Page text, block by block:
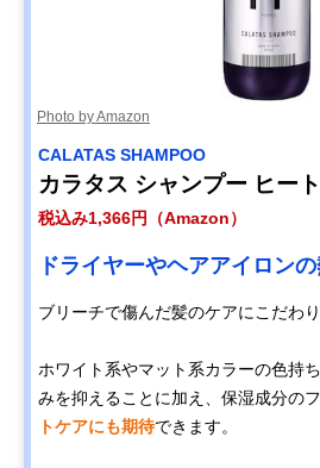
Photo by Amazon
CALATAS SHAMPOO
カラタス シャンプー ヒー
税込み1,366円（Amazon）
ドライヤーやヘアアイロン
ブリーチで傷んだ髪のケアにこだわ
ホワイト系やマット系カラーの色持
みを抑えることに加え、保湿成分の
トケアにも期待できます。